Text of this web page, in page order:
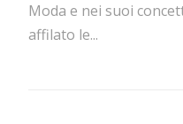
Moda e nei suoi
affilato le...